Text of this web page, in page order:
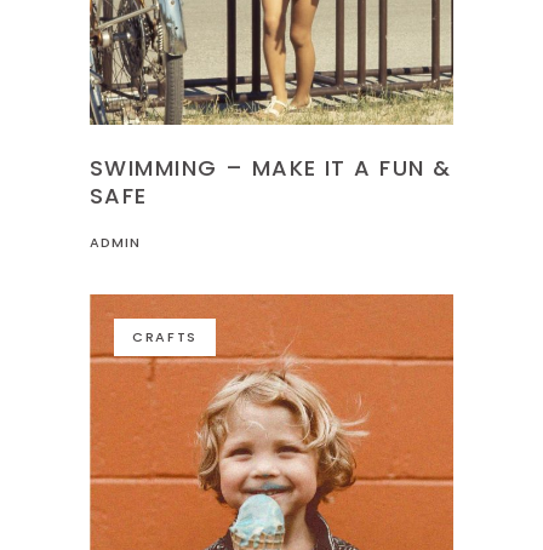
SWIMMING – MAKE IT A FUN &
SAFE
ADMIN
CRAFTS